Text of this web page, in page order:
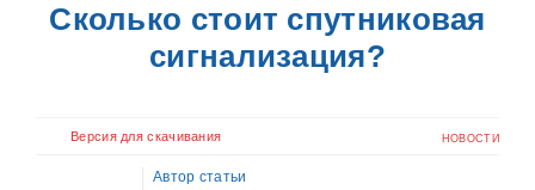
Сколько стоит спутниковая
сигнализация?
Версия для скачивания НОВОСТИ
Автор статьи